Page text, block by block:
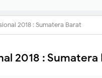
2018 : Sumatera Barat
2018 : Sumatera